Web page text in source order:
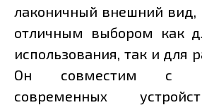
лаконичный внешний вид,
отличным выбором как
использования, так и для
Он совместим с
современных